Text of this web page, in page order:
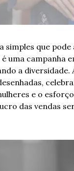
simples que
uma campanha
a diversidade.
e o
das vendas